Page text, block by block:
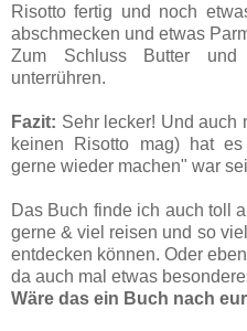
Risotto fertig und noch
abschmecken und etwas
Zum Schluss Butter und
unterrühren.
Fazit: Sehr lecker! Und auch
keinen Risotto mag) hat
gerne wieder machen" war
Das Buch finde ich auch toll
gerne & viel reisen und so
entdecken können. Oder
da auch mal etwas
Wäre das ein Buch nach